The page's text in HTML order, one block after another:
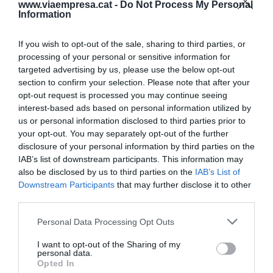
www.viaempresa.cat - Do Not Process My Personal
Information
If you wish to opt-out of the sale, sharing to third parties, or
processing of your personal or sensitive information for
targeted advertising by us, please use the below opt-out
section to confirm your selection. Please note that after your
opt-out request is processed you may continue seeing
interest-based ads based on personal information utilized by
us or personal information disclosed to third parties prior to
your opt-out. You may separately opt-out of the further
disclosure of your personal information by third parties on the
IAB’s list of downstream participants. This information may
also be disclosed by us to third parties on the IAB’s List of
Downstream Participants that may further disclose it to other
Personal Data Processing Opt Outs
I want to opt-out of the Sharing of my
personal data.
Opted In
Una nova pel·lícula
Unes xifres que demostren que en menys de vint
anys han aconseguit tornar a aixecar un
nougrup potent d'èxit, tot i que els recursos
humans han canviat molt: "La pel·lícula és una
altra: els treballadors tenen més a l'abast totes les
ofertes". De fet, el 1992 no existien els portals
d'internet que ara hi ha, on els mateixos
treballadors poden buscar ofertes.
Però des d'Empatif també s'aprofiten d'aquesta
tecnologia: "Podem publicar ofertes a 400 llocs
amb un sol clic, ens movem amb molta rapidesa".
A la recerca de talent